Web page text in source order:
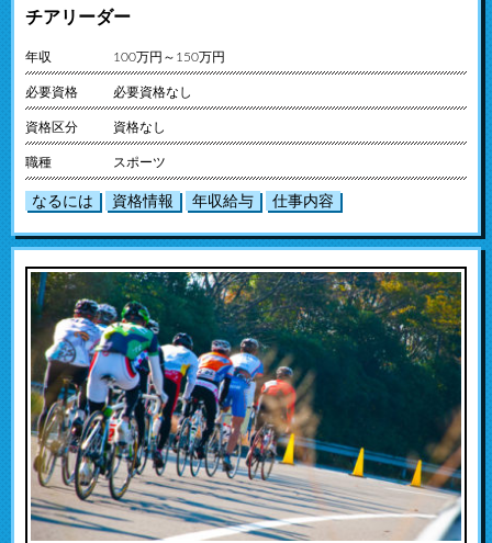
チアリーダー
年収 100万円～150万円
必要資格 必要資格なし
資格区分 資格なし
職種 スポーツ
なるには 資格情報 年収給与 仕事内容